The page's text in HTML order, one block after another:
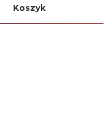
Koszyk